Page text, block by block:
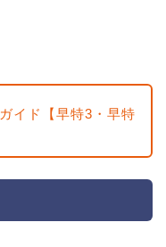
イド【早特3・早特